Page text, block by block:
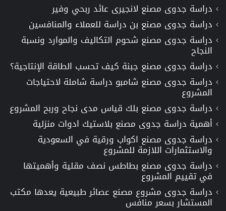
دراسة جدوى مصنع لانجيرى عائد ربحي وفير
دراسة جدوى مصنع بن دراسة للعملاء والمنافسين
دراسة جدوى مصنع شحوم التكاليف والموارد ونسبة
النجاح
دراسة جدوى مصنع جبنة كيف تحسب الطاقة الإنتاجية؟
دراسة جدوى مصنع شامبو دراسة شاملة لاحتياجات
المشروع
دراسة جدوى مصنع بلك قياس مدى نجاح وربح المشروع
أهمية دراسة جدوى مصنع بلاستيك ادوات منزلية
دراسة جدوى مصنع اكواب ورقية في السعودية
والاستثمارات اللازمة للمشروع
دراسة جدوى مصنع بطاطس نصف مقلية وأهميتها
في تقييم المشروع
دراسة جدوى مشروع مصنع عصائر طبيعية يعدها مكتب
المستشار بسعر منافس